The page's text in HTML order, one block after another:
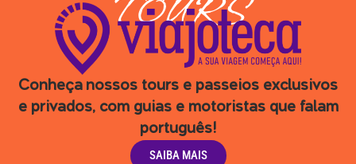
Conheça nossos tours e passeios exclusivos
e privados, com guias e motoristas que falam
português!
SAIBA MAIS